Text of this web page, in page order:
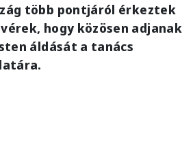
több pontjáról érkeztek
hogy közösen adjanak
áldását a tanács